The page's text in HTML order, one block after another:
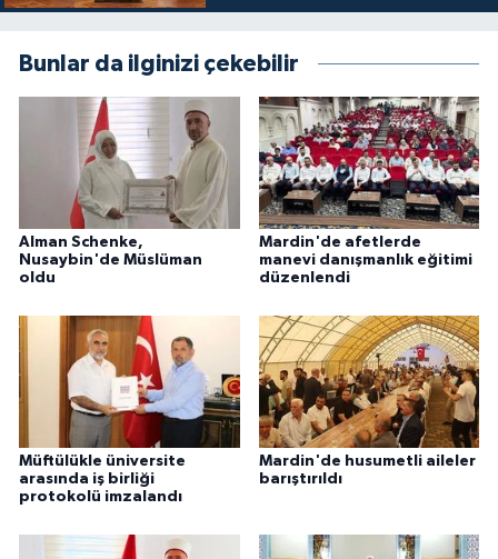
Bunlar da ilginizi çekebilir
Alman Schenke,
Nusaybin'de Müslüman
oldu
Mardin'de afetlerde
manevi danışmanlık eğitimi
düzenlendi
Müftülükle üniversite
arasında iş birliği
protokolü imzalandı
Mardin'de husumetli aileler
barıştırıldı
Karaman Müftülüğü
Kars Müftülüğü
Kastamonu Müftülüğü
Kayseri Müftülüğü
Kilis Müftülüğü
Kırıkkale Müftülüğü
Kırklareli Müftülüğü
Kırşehir Müftülüğü
Kocaeli Müftülüğü